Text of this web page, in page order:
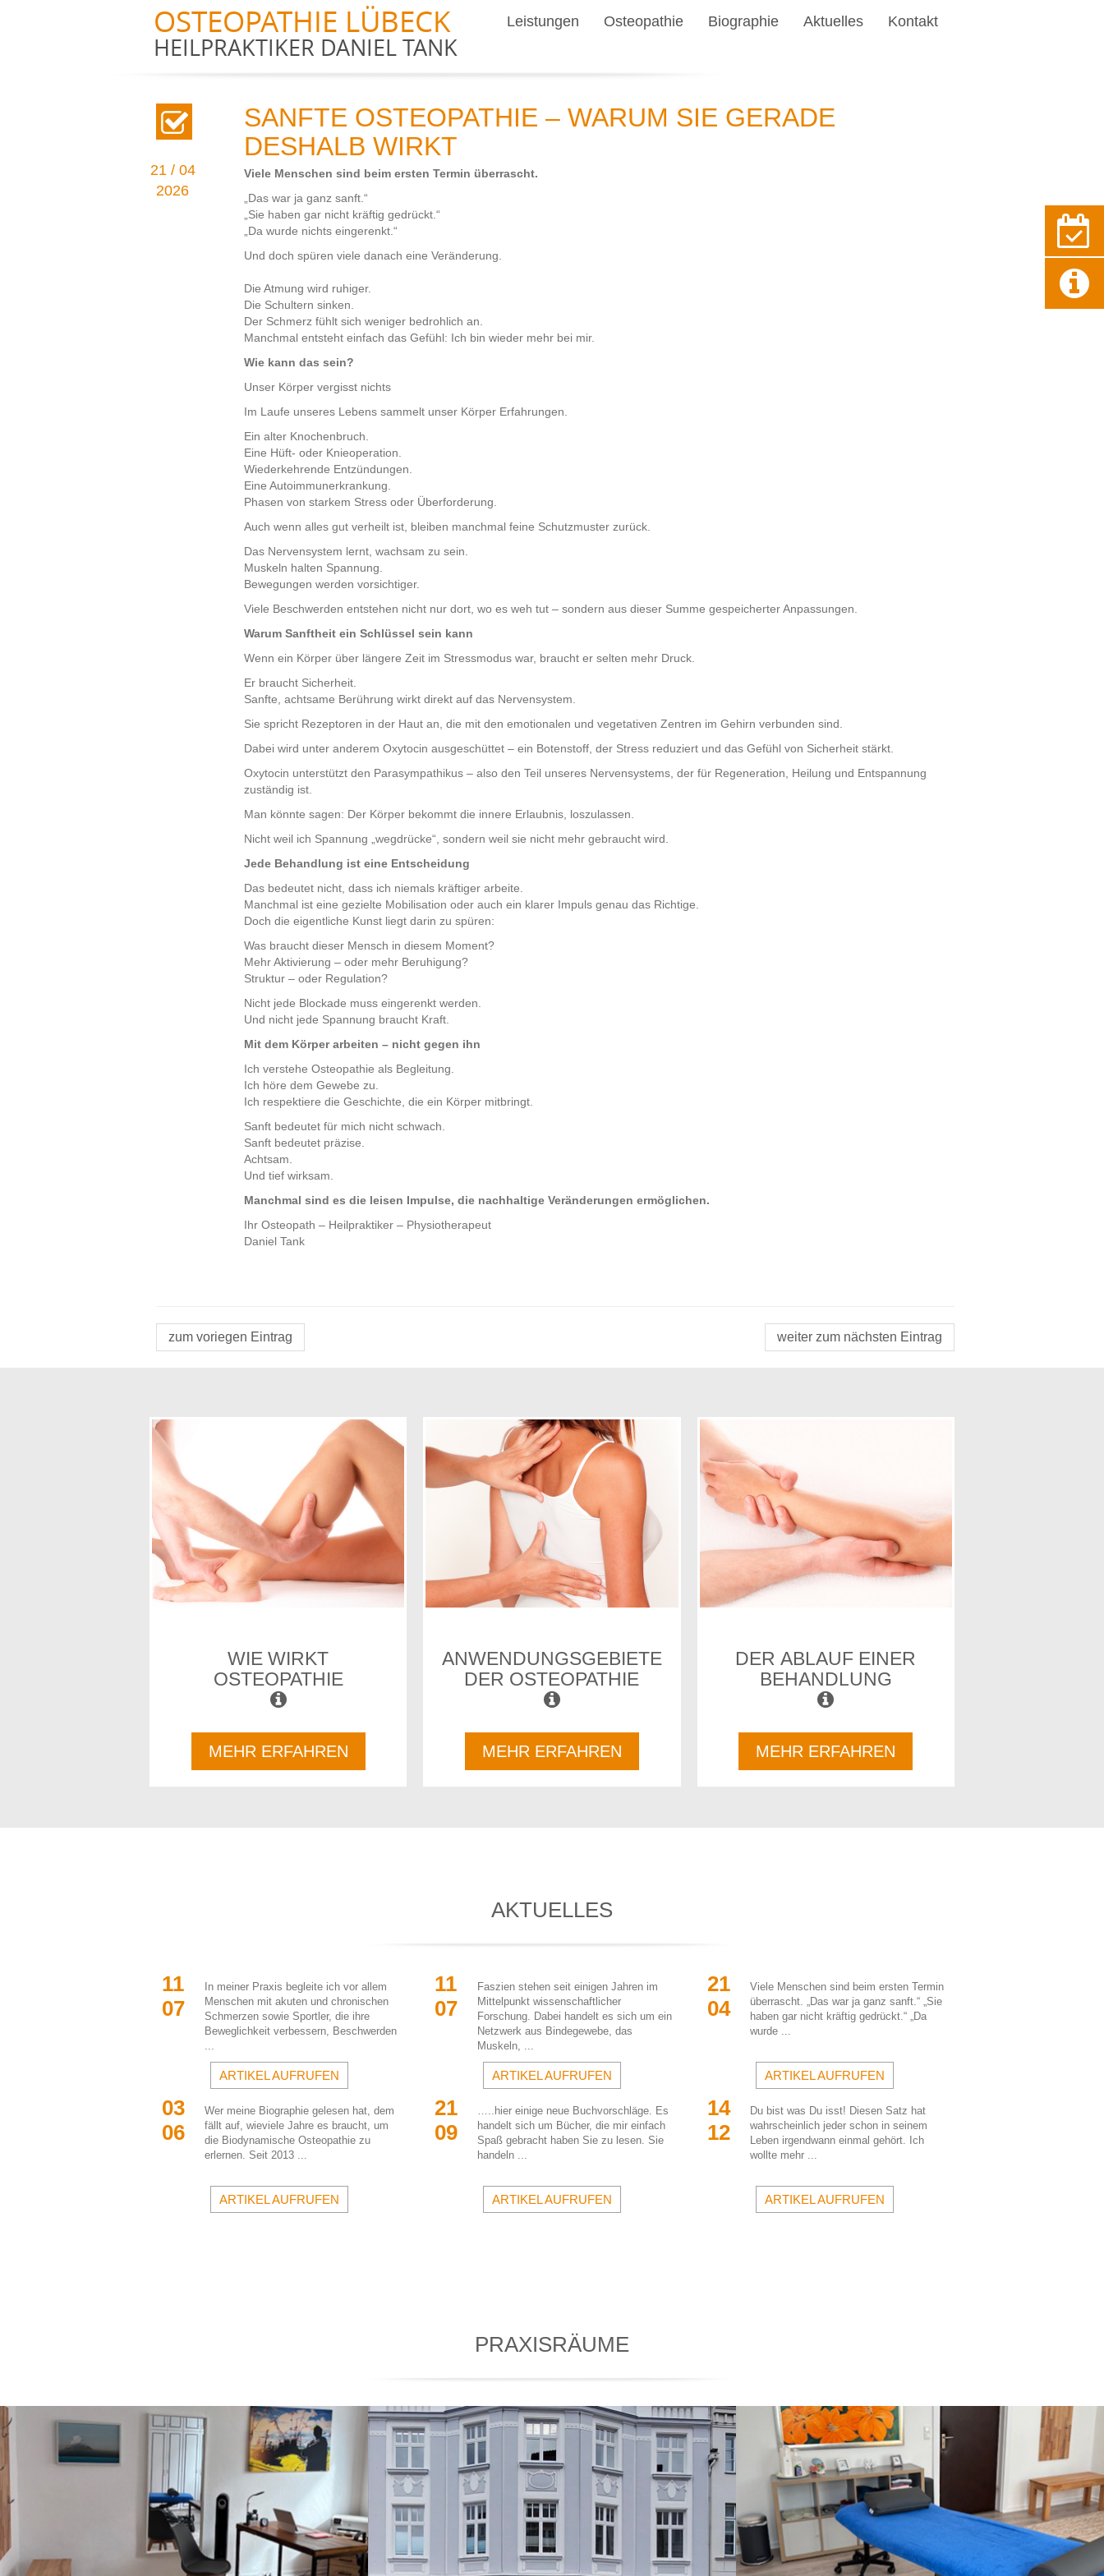
OSTEOPATHIE LÜBECK
HEILPRAKTIKER DANIEL TANK
Leistungen Osteopathie Biographie Aktuelles Kontakt
21 / 04
2026
SANFTE OSTEOPATHIE – WARUM SIE GERADE
DESHALB WIRKT
Viele Menschen sind beim ersten Termin überrascht.
„Das war ja ganz sanft.“
„Sie haben gar nicht kräftig gedrückt.“
„Da wurde nichts eingerenkt.“
Und doch spüren viele danach eine Veränderung.
Die Atmung wird ruhiger.
Die Schultern sinken.
Der Schmerz fühlt sich weniger bedrohlich an.
Manchmal entsteht einfach das Gefühl: Ich bin wieder mehr bei mir.
Wie kann das sein?
Unser Körper vergisst nichts
Im Laufe unseres Lebens sammelt unser Körper Erfahrungen.
Ein alter Knochenbruch.
Eine Hüft- oder Knieoperation.
Wiederkehrende Entzündungen.
Eine Autoimmunerkrankung.
Phasen von starkem Stress oder Überforderung.
Auch wenn alles gut verheilt ist, bleiben manchmal feine Schutzmuster zurück.
Das Nervensystem lernt, wachsam zu sein.
Muskeln halten Spannung.
Bewegungen werden vorsichtiger.
Viele Beschwerden entstehen nicht nur dort, wo es weh tut – sondern aus dieser Summe gespeicherter Anpassungen.
Warum Sanftheit ein Schlüssel sein kann
Wenn ein Körper über längere Zeit im Stressmodus war, braucht er selten mehr Druck.
Er braucht Sicherheit.
Sanfte, achtsame Berührung wirkt direkt auf das Nervensystem.
Sie spricht Rezeptoren in der Haut an, die mit den emotionalen und vegetativen Zentren im Gehirn verbunden sind.
Dabei wird unter anderem Oxytocin ausgeschüttet – ein Botenstoff, der Stress reduziert und das Gefühl von Sicherheit stärkt.
Oxytocin unterstützt den Parasympathikus – also den Teil unseres Nervensystems, der für Regeneration, Heilung und Entspannung
zuständig ist.
Man könnte sagen: Der Körper bekommt die innere Erlaubnis, loszulassen.
Nicht weil ich Spannung „wegdrücke“, sondern weil sie nicht mehr gebraucht wird.
Jede Behandlung ist eine Entscheidung
Das bedeutet nicht, dass ich niemals kräftiger arbeite.
Manchmal ist eine gezielte Mobilisation oder auch ein klarer Impuls genau das Richtige.
Doch die eigentliche Kunst liegt darin zu spüren:
Was braucht dieser Mensch in diesem Moment?
Mehr Aktivierung – oder mehr Beruhigung?
Struktur – oder Regulation?
Nicht jede Blockade muss eingerenkt werden.
Und nicht jede Spannung braucht Kraft.
Mit dem Körper arbeiten – nicht gegen ihn
Ich verstehe Osteopathie als Begleitung.
Ich höre dem Gewebe zu.
Ich respektiere die Geschichte, die ein Körper mitbringt.
Sanft bedeutet für mich nicht schwach.
Sanft bedeutet präzise.
Achtsam.
Und tief wirksam.
Manchmal sind es die leisen Impulse, die nachhaltige Veränderungen ermöglichen.
Ihr Osteopath – Heilpraktiker – Physiotherapeut
Daniel Tank
zum voriegen Eintrag weiter zum nächsten Eintrag
WIE WIRKT
OSTEOPATHIE
MEHR ERFAHREN
ANWENDUNGSGEBIETE
DER OSTEOPATHIE
MEHR ERFAHREN
DER ABLAUF EINER
BEHANDLUNG
MEHR ERFAHREN
AKTUELLES
11
07
In meiner Praxis begleite ich vor allem
Menschen mit akuten und chronischen
Schmerzen sowie Sportler, die ihre
Beweglichkeit verbessern, Beschwerden
...
ARTIKEL AUFRUFEN
11
07
Faszien stehen seit einigen Jahren im
Mittelpunkt wissenschaftlicher
Forschung. Dabei handelt es sich um ein
Netzwerk aus Bindegewebe, das
Muskeln, ...
ARTIKEL AUFRUFEN
21
04
Viele Menschen sind beim ersten Termin
überrascht. „Das war ja ganz sanft.“ „Sie
haben gar nicht kräftig gedrückt.“ „Da
wurde ...
ARTIKEL AUFRUFEN
03
06
Wer meine Biographie gelesen hat, dem
fällt auf, wieviele Jahre es braucht, um
die Biodynamische Osteopathie zu
erlernen. Seit 2013 ...
ARTIKEL AUFRUFEN
21
09
…..hier einige neue Buchvorschläge. Es
handelt sich um Bücher, die mir einfach
Spaß gebracht haben Sie zu lesen. Sie
handeln ...
ARTIKEL AUFRUFEN
14
12
Du bist was Du isst! Diesen Satz hat
wahrscheinlich jeder schon in seinem
Leben irgendwann einmal gehört. Ich
wollte mehr ...
ARTIKEL AUFRUFEN
PRAXISRÄUME